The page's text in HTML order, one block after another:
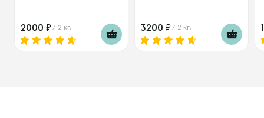
2000 / 2 кг. 3200 / 2 кг.